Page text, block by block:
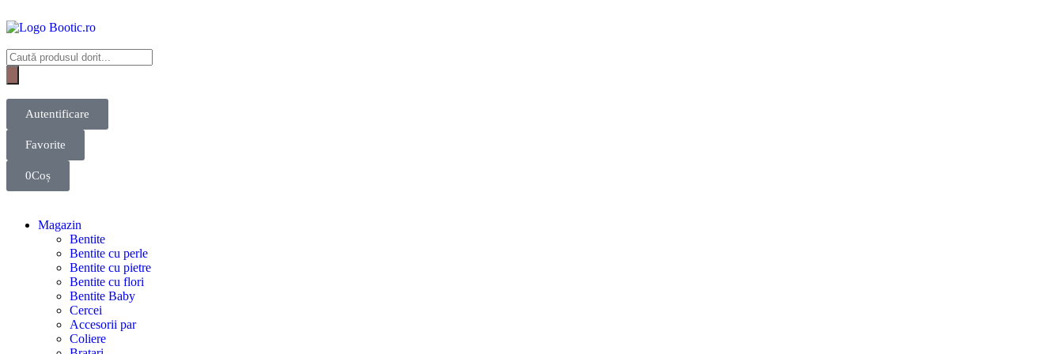
Autentificare
Favorite
0Coș
Magazin
Bentite
Bentite cu perle
Bentite cu pietre
Bentite cu flori
Bentite Baby
Cercei
Accesorii par
Coliere